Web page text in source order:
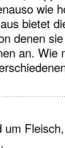
wie
bietet
denen
an. Wie